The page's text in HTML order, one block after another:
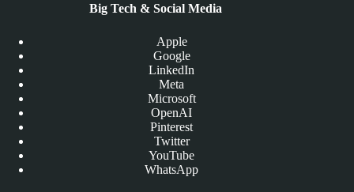
Big Tech & Social Media
Apple
Google
LinkedIn
Meta
Microsoft
OpenAI
Pinterest
Twitter
YouTube
WhatsApp